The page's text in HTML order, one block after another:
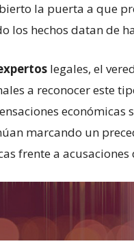
la puerta a que
los hechos datan de
legales, el
a reconocer este
económicas
marcando un
frente a acusaciones